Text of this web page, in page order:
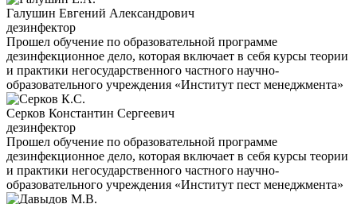
Галушин Евгений Александрович
дезинфектор
Прошел обучение по образовательной программе
дезинфекционное дело, которая включает в себя курсы теории
и практики негосударственного частного научно-
образовательного учреждения «Институт пест менеджмента»
Серков Константин Сергеевич
дезинфектор
Прошел обучение по образовательной программе
дезинфекционное дело, которая включает в себя курсы теории
и практики негосударственного частного научно-
образовательного учреждения «Институт пест менеджмента»